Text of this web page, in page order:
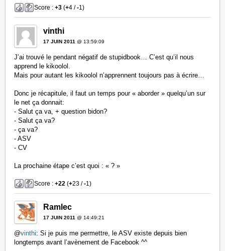
Score :+3 (+4 /-1)
vinthi
17 JUIN 2011 @ 13:59:09
J’ai trouvé le pendant négatif de stupidbook… C’est qu’il nous
apprend le kikoolol.
Mais pour autant les kikoolol n’apprennent toujours pas à écrire…
Donc je récapitule, il faut un temps pour « aborder » quelqu’un sur
le net ça donnait:
- Salut ça va, + question bidon?
- Salut ça va?
- ça va?
- ASV
- CV
La prochaine étape c’est quoi : « ? »
Score :+22 (+23 /-1)
Ramlec
17 JUIN 2011 @ 14:49:21
@vinthi: Si je puis me permettre, le ASV existe depuis bien
longtemps avant l’avènement de Facebook ^^